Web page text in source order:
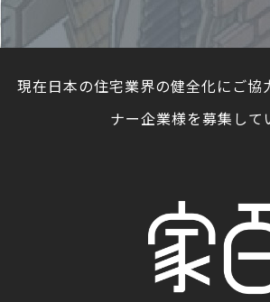
現在日本の住宅業界の健全化にご
ナー企業様を募集して